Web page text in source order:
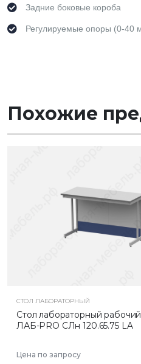
Задние боковые короба
Регулируемые опоры (0-40
Похожие
СТОЛ ЛАБОРАТОРНЫЙ
Стол лабораторный
ЛАБ-PRO CЛн 120.65.75 LA
Цена по запросу